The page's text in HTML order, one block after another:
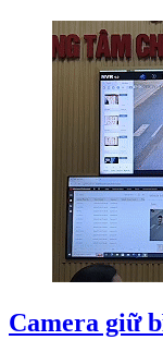
Camera giữ